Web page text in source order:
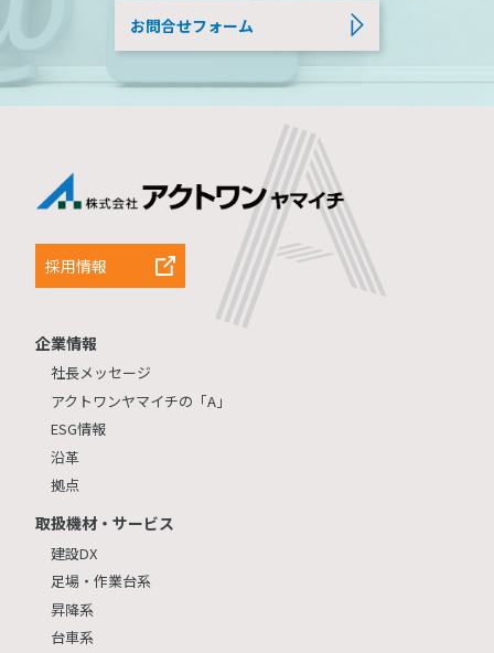
お問合せフォーム
採用情報
企業情報
社長メッセージ
アクトワンヤマイチの「A」
ESG情報
沿革
拠点
取扱機材・サービス
建設DX
足場・作業台系
昇降系
台車系